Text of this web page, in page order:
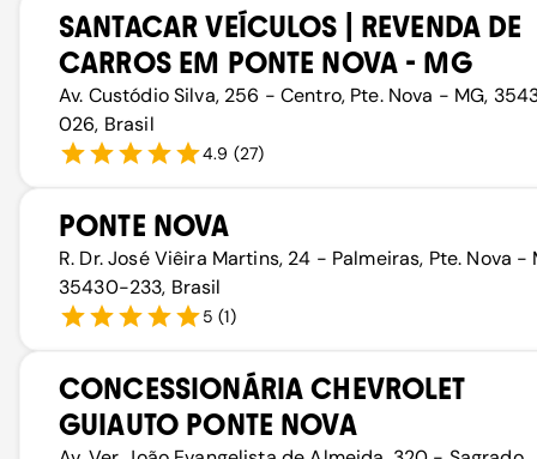
SANTACAR VEÍCULOS | REVENDA DE
CARROS EM PONTE NOVA - MG
Av. Custódio Silva, 256 - Centro, Pte. Nova - MG,
026, Brasil
4.9 (27)
PONTE NOVA
R. Dr. José Viêira Martins, 24 - Palmeiras, Pte. Nova -
35430-233, Brasil
5 (1)
CONCESSIONÁRIA CHEVROLET
GUIAUTO PONTE NOVA